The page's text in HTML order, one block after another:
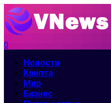
0
Новости
Крипта
Мир
Бизнес